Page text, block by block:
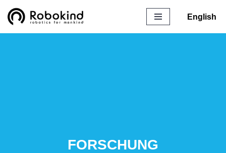
Zum
English
FORSCHUNG